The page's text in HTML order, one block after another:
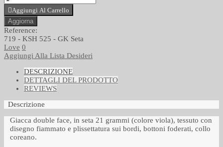
Aggiungi Al Carrello
Reference:
719 - KSH 525 - GK Seta
Love 0
Aggiungi Alla Lista Desideri
DESCRIZIONE
DETTAGLI DEL PRODOTTO
REVIEWS
Descrizione
Giacca double face, in seta 21 grammi (colore viola), tessuto con
disegno fiammato e plissettatura sui bordi, bottoni foderati, collo
coreano.